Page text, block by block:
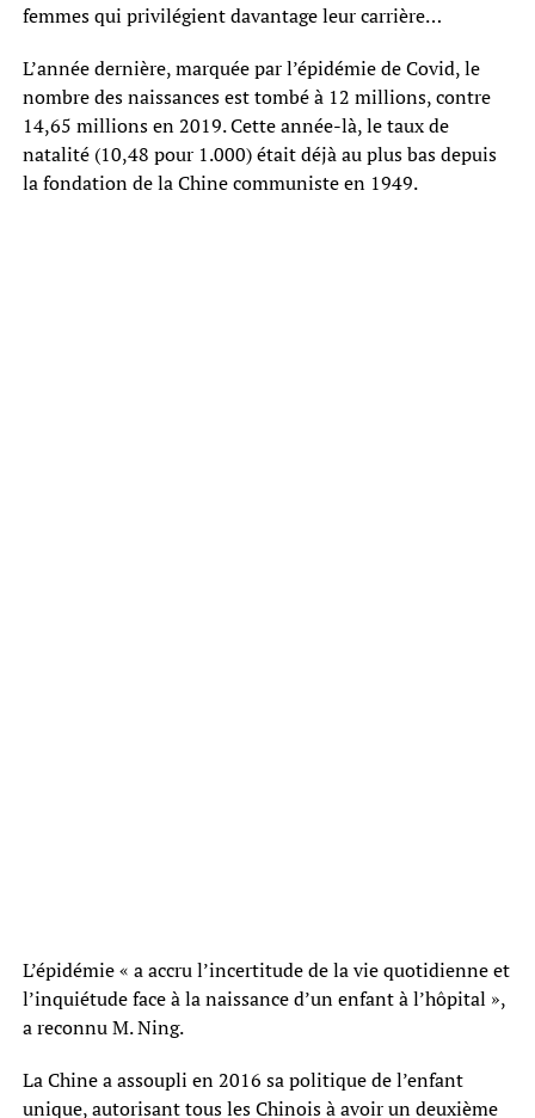
femmes qui privilégient davantage leur carrière…
L’année dernière, marquée par l’épidémie de Covid, le
nombre des naissances est tombé à 12 millions, contre
14,65 millions en 2019. Cette année-là, le taux de
natalité (10,48 pour 1.000) était déjà au plus bas depuis
la fondation de la Chine communiste en 1949.
L’épidémie « a accru l’incertitude de la vie quotidienne et
l’inquiétude face à la naissance d’un enfant à l’hôpital »,
a reconnu M. Ning.
La Chine a assoupli en 2016 sa politique de l’enfant
unique, autorisant tous les Chinois à avoir un deuxième